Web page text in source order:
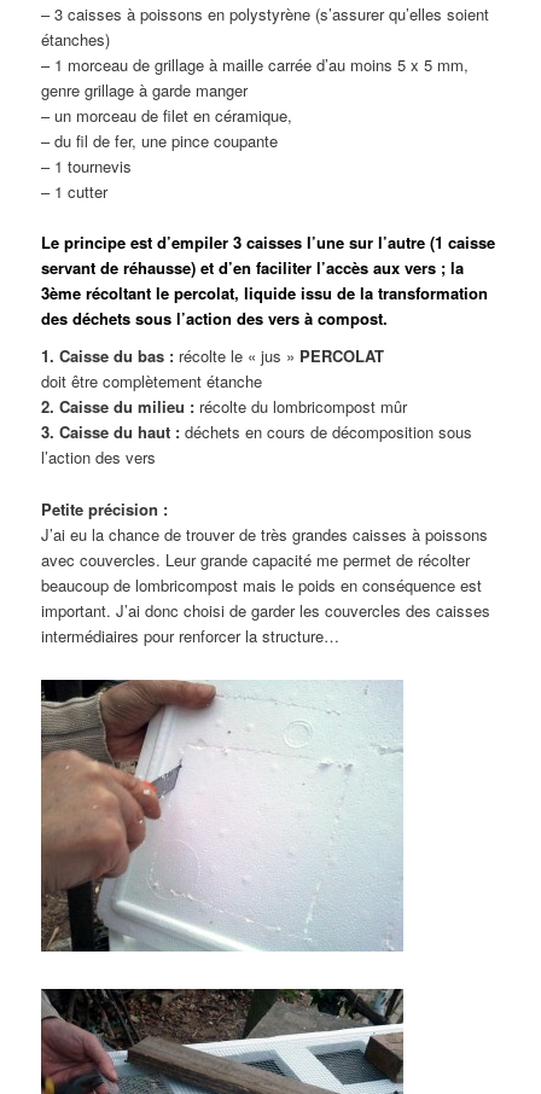
– 3 caisses à poissons en polystyrène (s’assurer qu’elles soient
étanches)
– 1 morceau de grillage à maille carrée d’au moins 5 x 5 mm,
genre grillage à garde manger
– un morceau de filet en céramique,
– du fil de fer, une pince coupante
– 1 tournevis
– 1 cutter
Le principe est d’empiler 3 caisses l’une sur l’autre (1 caisse
servant de réhausse) et d’en faciliter l’accès aux vers ; la
3ème récoltant le percolat, liquide issu de la transformation
des déchets sous l’action des vers à compost.
1. Caisse du bas : récolte le « jus » PERCOLAT
doit être complètement étanche
2. Caisse du milieu : récolte du lombricompost mûr
3. Caisse du haut : déchets en cours de décomposition sous
l’action des vers
Petite précision :
J’ai eu la chance de trouver de très grandes caisses à poissons
avec couvercles. Leur grande capacité me permet de récolter
beaucoup de lombricompost mais le poids en conséquence est
important. J’ai donc choisi de garder les couvercles des caisses
intermédiaires pour renforcer la structure…